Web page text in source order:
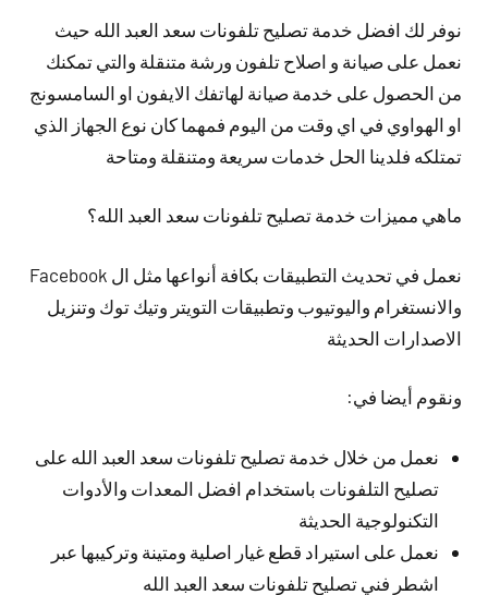
نوفر لك افضل خدمة تصليح تلفونات سعد العبد الله حيث
نعمل على صيانة و اصلاح تلفون ورشة متنقلة والتي تمكنك
من الحصول على خدمة صيانة لهاتفك الايفون او السامسونج
او الهواوي في اي وقت من اليوم فمهما كان نوع الجهاز الذي
تمتلكه فلدينا الحل خدمات سريعة ومتنقلة ومتاحة
ماهي مميزات خدمة تصليح تلفونات سعد العبد الله؟
نعمل في تحديث التطبيقات بكافة أنواعها مثل ال Facebook
والانستغرام واليوتيوب وتطبيقات التويتر وتيك توك وتنزيل
الاصدارات الحديثة
ونقوم أيضا في:
نعمل من خلال خدمة تصليح تلفونات سعد العبد الله على
تصليح التلفونات باستخدام افضل المعدات والأدوات
التكنولوجية الحديثة
نعمل على استيراد قطع غيار اصلية ومتينة وتركيبها عبر
اشطر فني تصليح تلفونات سعد العبد الله